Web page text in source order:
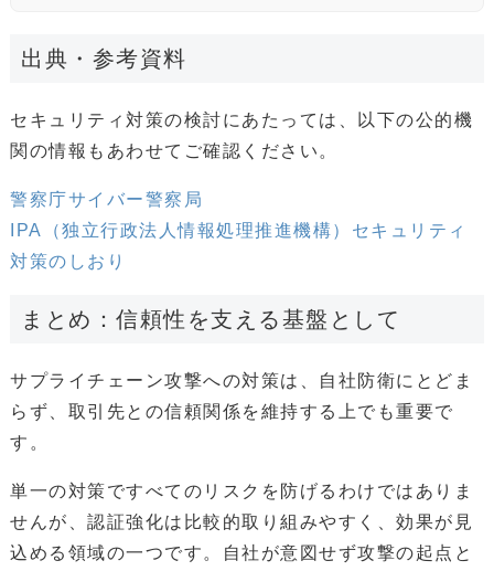
出典・参考資料
セキュリティ対策の検討にあたっては、以下の公的機
関の情報もあわせてご確認ください。
警察庁サイバー警察局
IPA（独立行政法人情報処理推進機構）セキュリティ
対策のしおり
まとめ：信頼性を支える基盤として
サプライチェーン攻撃への対策は、自社防衛にとどま
らず、取引先との信頼関係を維持する上でも重要で
す。
単一の対策ですべてのリスクを防げるわけではありま
せんが、認証強化は比較的取り組みやすく、効果が見
込める領域の一つです。自社が意図せず攻撃の起点と